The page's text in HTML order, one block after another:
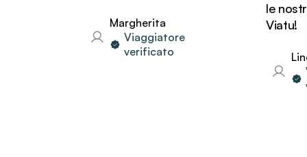
Margherita
Viaggiatore
verificato
le
Viatu!
Linda